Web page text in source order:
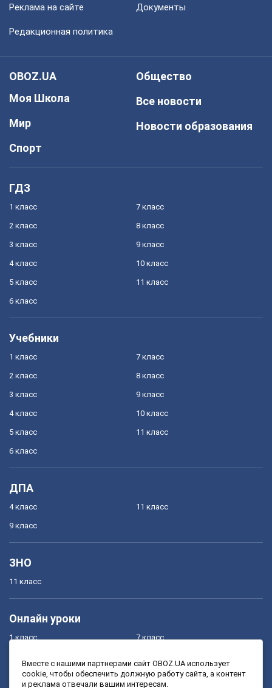
Реклама на сайте Документы
Редакционная политика
OBOZ.UA
Моя Школа
Мир
Спорт
Общество
Все новости
Новости образования
ГДЗ
1 класс
2 класс
3 класс
4 класс
5 класс
6 класс
7 класс
8 класс
9 класс
10 класс
11 класс
Учебники
1 класс
2 класс
3 класс
4 класс
5 класс
6 класс
7 класс
8 класс
9 класс
10 класс
11 класс
ДПА
4 класс
9 класс
11 класс
ЗНО
11 класс
Онлайн уроки
1 класс
3 класс
7 класс
9 класс
Вместе с нашими партнерами сайт OBOZ.UA использует
cookie, чтобы обеспечить должную работу сайта, а контент
и реклама отвечали вашим интересам.